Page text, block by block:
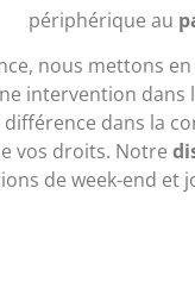
périphérique au
nous mettons
intervention dans
dans la
vos droits. Notre
de week-end et